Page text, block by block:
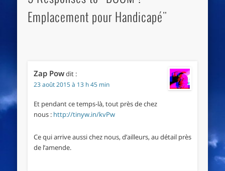
Emplacement pour Handicapé"
Zap Powdit :
23 août 2015 à 13 h 45 min
Et pendant ce temps-là, tout près de chez
nous : http://tinyw.in/kvPw
Ce qui arrive aussi chez nous, d’ailleurs, au détail près
de l’amende.